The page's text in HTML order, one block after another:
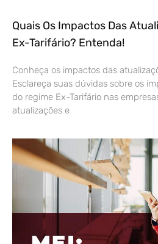
Quais Os Impactos Das
Ex-Tarifário? Entenda!
Conheça os impactos das
Esclareça suas dúvidas sobre os
do regime Ex-Tarifário nas
atualizações e